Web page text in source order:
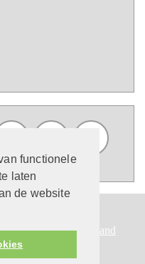
functionele
laten
de website
tussen de
Kerk in Nederland
B.V.